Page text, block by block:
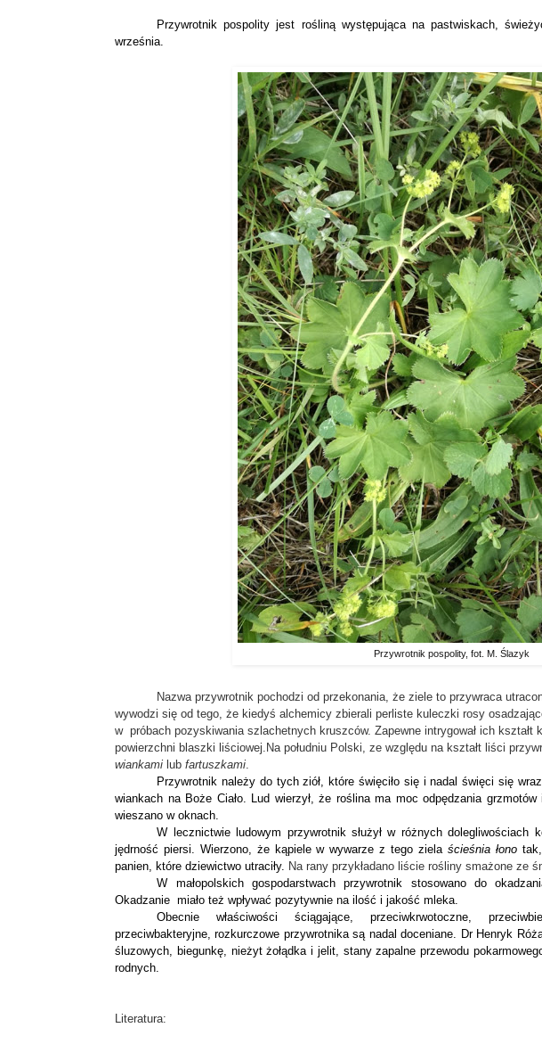
Przywrotnik pospolity jest rośliną występująca na pastwiskach,
września.
Przywrotnik pospolity, fot. M. Ślazyk
Nazwa przywrotnik pochodzi od przekonania, że ziele to przywraca
wywodzi się od tego, że kiedyś alchemicy zbierali perliste kuleczki rosy
w próbach pozyskiwania szlachetnych kruszców. Zapewne intrygował ich kształt
powierzchni blaszki liściowej. Na południu Polski, ze względu na kształt liści
wiankami lub fartuszkami
Przywrotnik należy do tych ziół, które święciło się i nadal święci się
wiankach na Boże Ciało. Lud wierzył, że roślina ma moc odpędzania
wieszano w oknach.
W lecznictwie ludowym przywrotnik służył w różnych dolegliwościach
jędrność piersi. Wierzono, że kąpiele w wywarze z tego ziela ścieśnia łono
panien, które dziewictwo utraciły. Na rany przykładano liście rośliny smażone ze
W małopolskich gospodarstwach przywrotnik stosowano do
Okadzanie miało też wpływać pozytywnie na ilość i jakość mleka.
Obecnie właściwości ściągające, przeciwkrwotoczne,
przeciwbakteryjne, rozkurczowe przywrotnika są nadal doceniane. Dr Henryk
śluzowych, biegunkę, nieżyt żołądka i jelit, stany zapalne przewodu
rodnych.
Literatura: